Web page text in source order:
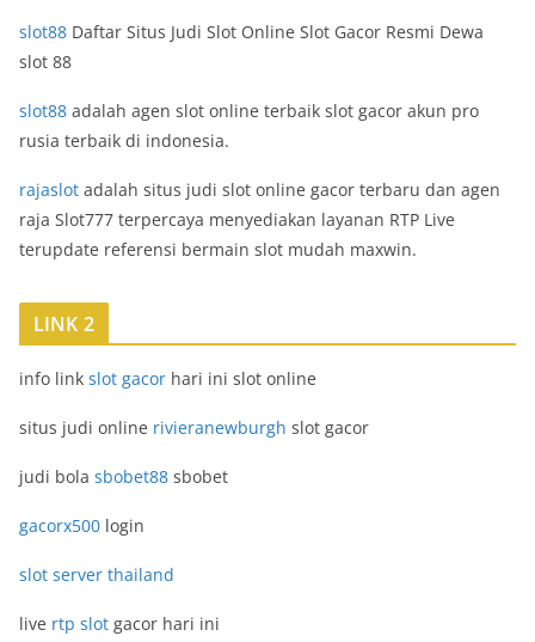
slot88 Daftar Situs Judi Slot Online Slot Gacor Resmi Dewa
slot 88
slot88 adalah agen slot online terbaik slot gacor akun pro
rusia terbaik di indonesia.
rajaslot adalah situs judi slot online gacor terbaru dan agen
raja Slot777 terpercaya menyediakan layanan RTP Live
terupdate referensi bermain slot mudah maxwin.
LINK 2
info link slot gacor hari ini slot online
situs judi online rivieranewburgh slot gacor
judi bola sbobet88 sbobet
gacorx500 login
slot server thailand
live rtp slot gacor hari ini